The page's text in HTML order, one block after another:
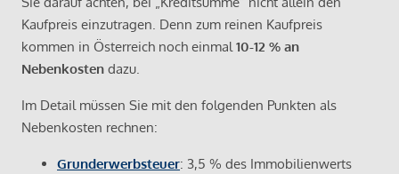
Kaufpreis einzutragen. Denn zum reinen Kaufpreis
kommen in Österreich noch einmal10-12 % an
Nebenkosten dazu.
Im Detail müssen Sie mit den folgenden Punkten als
Nebenkosten rechnen:
Grunderwerbsteuer: 3,5 % des Immobilienwerts